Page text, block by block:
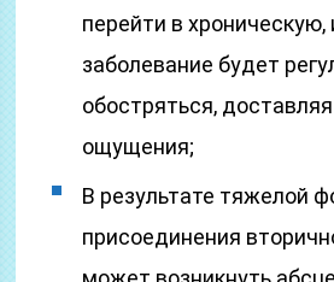
перейти в
заболевание будет
обостряться,
ощущения;
В результате тяжелой
присоединения